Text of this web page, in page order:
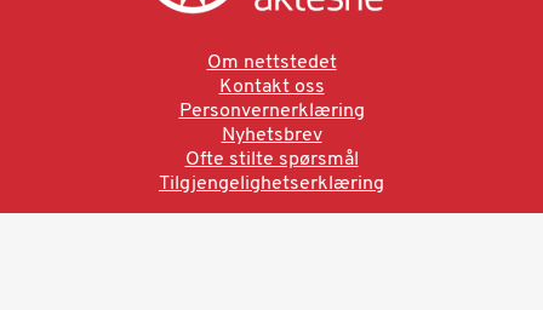
Om nettstedet
Kontakt oss
Personvernerklæring
Nyhetsbrev
Ofte stilte spørsmål
Tilgjengelighetserklæring